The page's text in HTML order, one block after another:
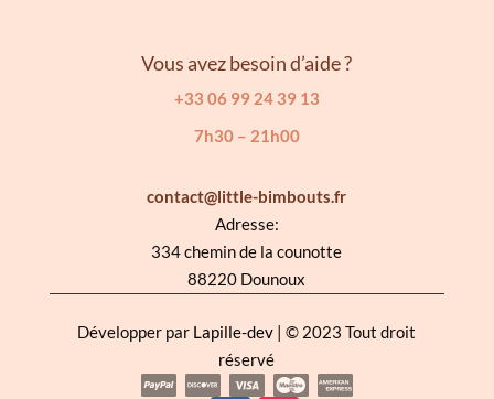
Vous avez besoin d’aide ?
+33 06 99 24 39 13
7h30 – 21h00
contact@little-bimbouts.fr
Adresse:
334 chemin de la counotte
88220 Dounoux
Développer par Lapille-dev | © 2023 Tout droit
réservé